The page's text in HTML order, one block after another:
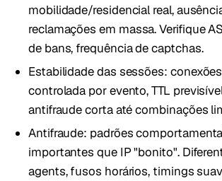
mobilidade/residencial real,
reclamações em massa. Verifique
de bans, frequência de captchas.
Estabilidade das sessões:
controlada por evento, TTL
antifraude corta até combinações
Antifraude: padrões
importantes que IP "bonito".
agents, fusos horários, timings